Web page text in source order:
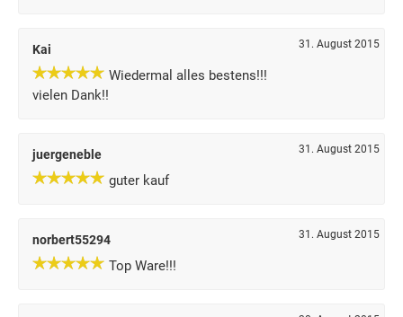
Kai 31. August 2015
Wiedermal alles bestens!!!
vielen Dank!!
juergeneble 31. August 2015
guter kauf
norbert55294 31. August 2015
Top Ware!!!